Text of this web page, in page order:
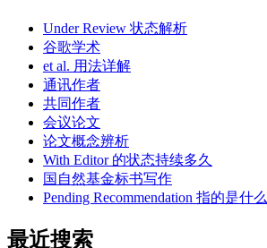
Under Review 状态解析
谷歌学术
et al. 用法详解
通讯作者
共同作者
会议论文
论文概念辨析
With Editor 的状态持续多久
国自然基金标书写作
Pending Recommendation 指的是什么
最近搜索